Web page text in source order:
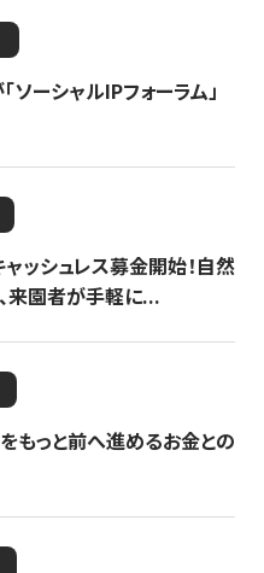
ソーシャルIPフォーラム」
ッシュレス募金開始！自然
来園者が手軽に...
もっと前へ進めるお金との